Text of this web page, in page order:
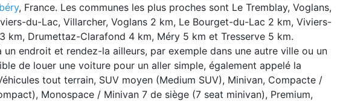
, France. Les communes les plus proches sont Le Tremblay, Voglans,
du-Lac, Villarcher, Voglans 2 km, Le Bourget-du-Lac 2 km, Viviers-
km, Drumettaz-Clarafond 4 km, Méry 5 km et Tresserve 5 km.
un endroit et rendez-la ailleurs, par exemple dans une autre ville ou un
de louer une voiture pour un aller simple, également appelé la
tout terrain, SUV moyen (Medium SUV), Minivan, Compacte /
Monospace / Minivan 7 de siège (7 seat minivan), Premium,